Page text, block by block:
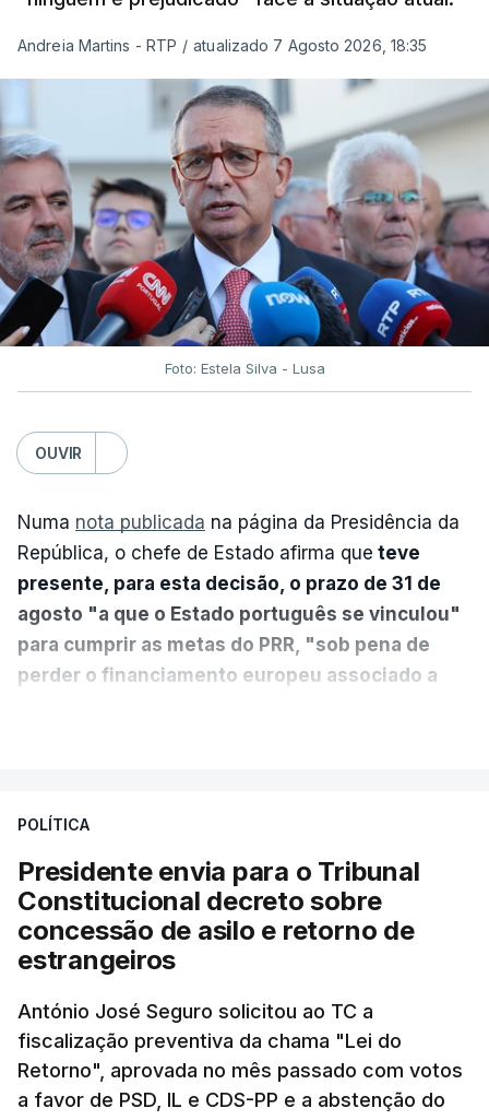
Andreia Martins - RTP / atualizado 7 Agosto 2026, 18:35
Foto: Estela Silva - Lusa
OUVIR
Numa nota publicada na página da Presidência da
República, o chefe de Estado afirma que teve
presente, para esta decisão, o prazo de 31 de
agosto "a que o Estado português se vinculou"
para cumprir as metas do PRR, "sob pena de
perder o financiamento europeu associado a
sistema mais simples, mais justo e transparente".
"Sempre que seja possível reduzir burocracias,
eliminar sobreposições e garantir que os apoios
chegam a quem mais necessita, estaremos a dar
um passo na direção certa", argumenta o
Presidente da República.
Assegurar que "ninguém é
POLÍTICA
Presidente envia para o Tribunal
Constitucional decreto sobre
concessão de asilo e retorno de
estrangeiros
António José Seguro solicitou ao TC a
fiscalização preventiva da chama "Lei do
Retorno", aprovada no mês passado com votos
a favor de PSD, IL e CDS-PP e a abstenção do